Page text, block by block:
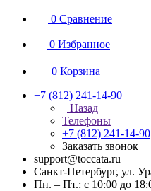
0 Сравнение
0 Избранное
0 Корзина
+7 (812) 241-14-90
Назад
Телефоны
+7 (812) 241-14-90
Заказать звонок
support@toccata.ru
Санкт-Петербург, ул.
Пн. – Пт.: с 10:00 до